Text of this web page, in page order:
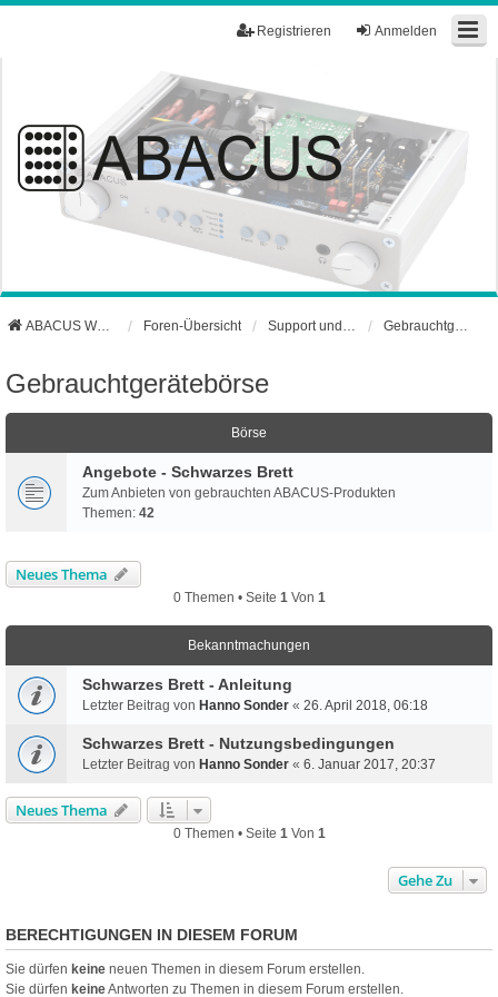
Anmelden
Registrieren
ABACUS Webseite Foren-Übersicht
Gebrauchtgerätebörse
Börse
Angebote - Schwarzes Brett
Zum Anbieten von gebrauchten ABACUS-Produkten
Themen: 42
Neues Thema
0 Themen • Seite 1 Von 1
Bekanntmachungen
Schwarzes Brett - Anleitung
Letzter Beitrag von Hanno Sonder « 26. April 2018, 06:18
Schwarzes Brett - Nutzungsbedingungen
Letzter Beitrag von Hanno Sonder « 6. Januar 2017, 20:37
Neues Thema
0 Themen • Seite 1 Von 1
Gehe Zu
BERECHTIGUNGEN IN DIESEM FORUM
Sie dürfen keine neuen Themen in diesem Forum erstellen.
Sie dürfen keineAntworten zu Themen in diesem Forum erstellen.